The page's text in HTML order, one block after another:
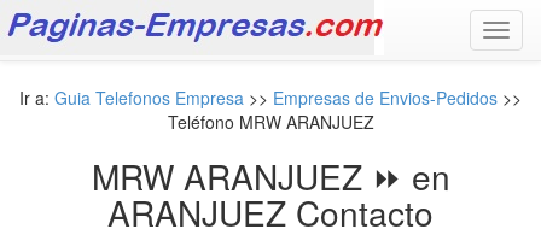
Ir a: Guia Telefonos Empresa >> Empresas de Envios-Pedidos >>
Teléfono MRW ARANJUEZ
MRW ARANJUEZ ⏩ en
ARANJUEZ Contacto